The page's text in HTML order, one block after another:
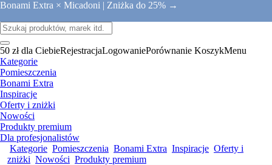
Bonami Extra × Micadoni | Zniżka do 25% →
50 zł dla CiebieRejestracjaLogowaniePorównanie KoszykMenu
Kategorie
Pomieszczenia
Bonami Extra
Inspiracje
Oferty i zniżki
Nowości
Produkty premium
Dla profesjonalistów
Kategorie Pomieszczenia Bonami Extra Inspiracje Oferty i
zniżki Nowości Produkty premium